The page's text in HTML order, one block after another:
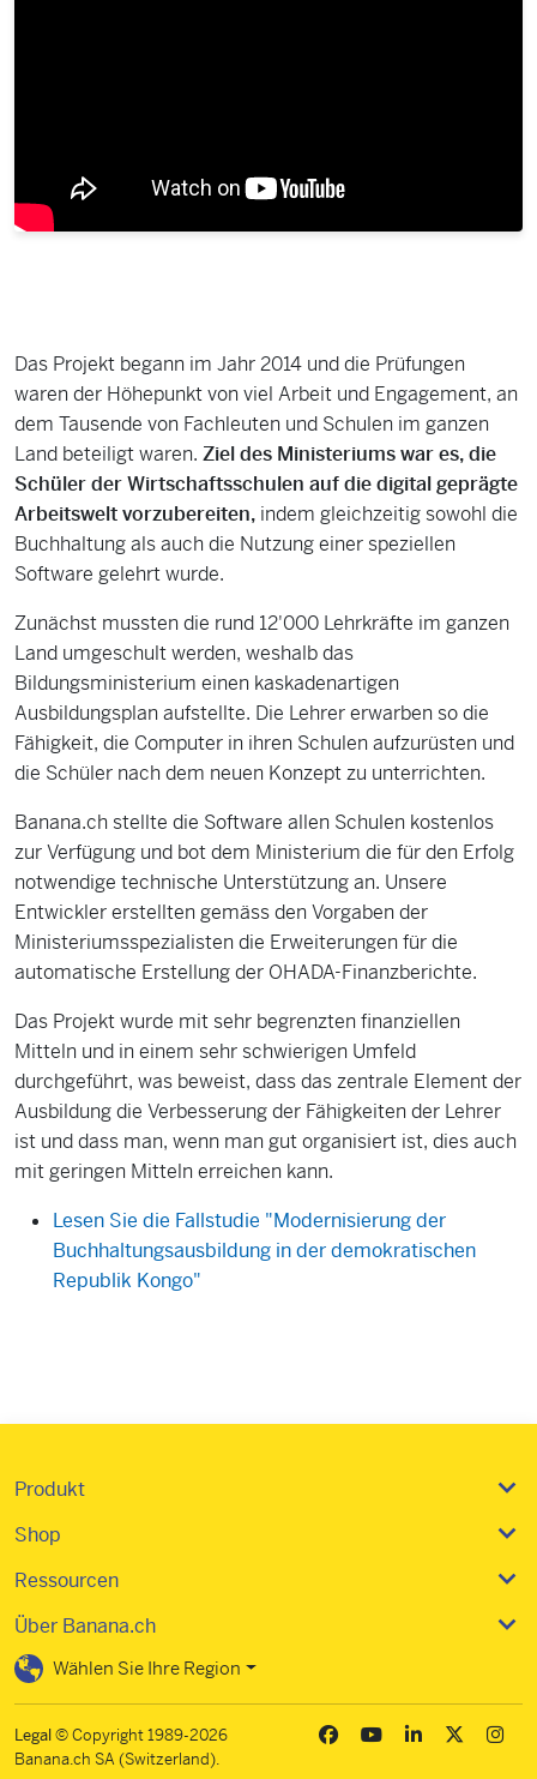
Das Projekt begann im Jahr 2014 und die Prüfungen
waren der Höhepunkt von viel Arbeit und Engagement, an
dem Tausende von Fachleuten und Schulen im ganzen
Land beteiligt waren. Ziel des Ministeriums war es, die
Schüler der Wirtschaftsschulen auf die digital geprägte
Arbeitswelt vorzubereiten, indem gleichzeitig sowohl die
Buchhaltung als auch die Nutzung einer speziellen
Software gelehrt wurde.
Zunächst mussten die rund 12'000 Lehrkräfte im ganzen
Land umgeschult werden, weshalb das
Bildungsministerium einen kaskadenartigen
Ausbildungsplan aufstellte. Die Lehrer erwarben so die
Fähigkeit, die Computer in ihren Schulen aufzurüsten und
die Schüler nach dem neuen Konzept zu unterrichten.
Banana.ch stellte die Software allen Schulen kostenlos
zur Verfügung und bot dem Ministerium die für den Erfolg
notwendige technische Unterstützung an. Unsere
Entwickler erstellten gemäss den Vorgaben der
Ministeriumsspezialisten die Erweiterungen für die
automatische Erstellung der OHADA-Finanzberichte.
Das Projekt wurde mit sehr begrenzten finanziellen
Mitteln und in einem sehr schwierigen Umfeld
durchgeführt, was beweist, dass das zentrale Element der
Ausbildung die Verbesserung der Fähigkeiten der Lehrer
ist und dass man, wenn man gut organisiert ist, dies auch
mit geringen Mitteln erreichen kann.
Lesen Sie die Fallstudie "Modernisierung der
Buchhaltungsausbildung in der demokratischen
Republik Kongo"
Produkt
Shop
Ressourcen
Über Banana.ch
Wählen Sie Ihre Region
Legal© Copyright 1989-2026
Banana.ch SA (Switzerland).